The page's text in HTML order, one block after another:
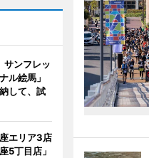
サンフレッ
ル絵馬」
して、試
エリア3店
5丁目店」